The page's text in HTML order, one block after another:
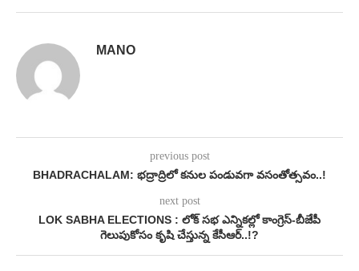
MANO
previous post
BHADRACHALAM: భద్రాద్రిలో కనుల పండువగా వసంతోత్సవం..!
next post
LOK SABHA ELECTIONS : లోక్ సభ ఎన్నికల్లో కాంగ్రెస్-బీజేపీ
గెలుపుకోసం కృషి చేస్తున్న కేసీఆర్..!?